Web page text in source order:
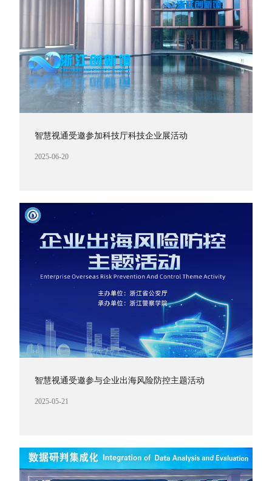
智慧视通受邀参加科技厅科技企业展活动
2025-06-20
智慧视通受邀参与企业出海风险防控主题活动
2025-05-21